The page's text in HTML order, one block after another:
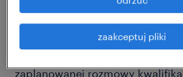
Jeśli tak właśnie się stało, warto
zaplanowanej rozmowy
zaakceptuj pliki